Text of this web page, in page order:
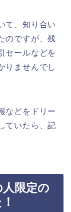
て、知り合い
のですが、残
セールなどを
りませんでし
などをドリー
ていたら、記
人限定の